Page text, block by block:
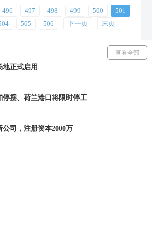
496 497 498 499 500
501
505 506 下一页 末页
查看全部
地正式启用
摆、荷兰港口将限时停工
司，注册资本2000万